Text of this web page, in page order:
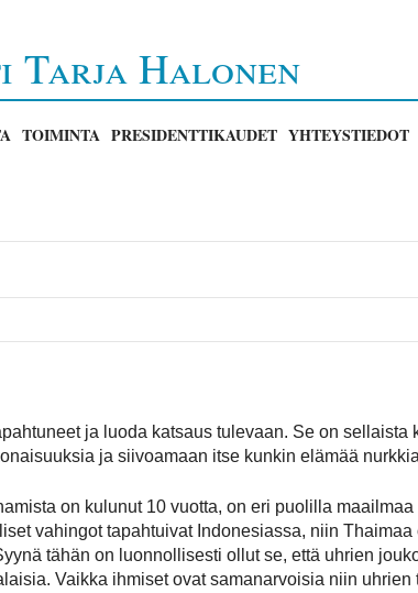
Tarja Halonen
TOIMINTA PRESIDENTTIKAUDET YHTEYSTIEDOT
ja luoda katsaus tulevaan. Se on sellaista
ja siivoamaan itse kunkin elämää
on kulunut 10 vuotta, on eri puolilla
vahingot tapahtuivat Indonesiassa, niin
tähän on luonnollisesti ollut se, että uhrien
Vaikka ihmiset ovat samanarvoisia niin